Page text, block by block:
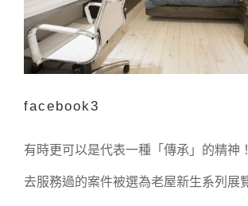
facebook3
有時更可以是代表一種「傳承」的精神
去服務過的案件被選為老屋新生系列展